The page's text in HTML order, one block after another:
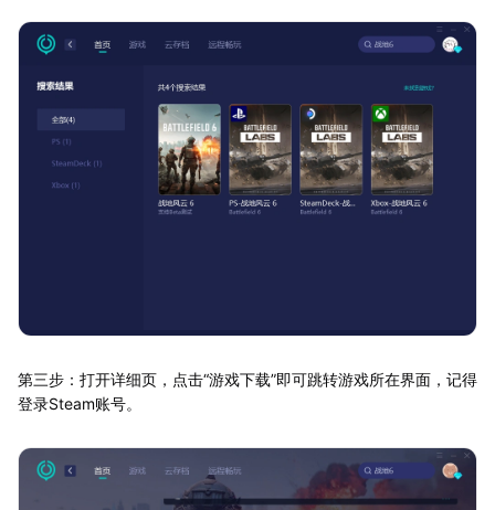
第三步：打开详细页，点击“游戏下载”即可跳转游戏所在界面，记得
登录Steam账号。